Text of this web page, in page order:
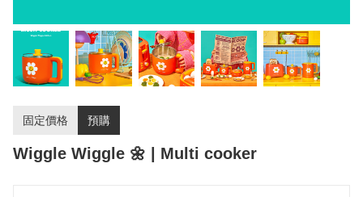
固定價格 預購
Wiggle Wiggle 🌼 | Multi cooker